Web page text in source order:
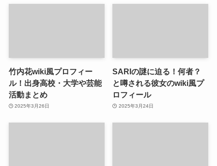
竹内花wiki風プロフィー
ル！出身高校・大学や芸能
活動まとめ
2025年3月26日
SARIの謎に迫る！何者？
と噂される彼女のwiki風プ
ロフィール
2025年3月24日